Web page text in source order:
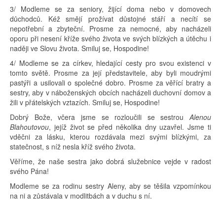
3/ Modleme se za seniory, žijící doma nebo v domovech
důchodců. Kéž smějí prožívat důstojné stáří a necítí se
nepotřební a zbyteční. Prosme za nemocné, aby nacházeli
oporu při nesení kříže svého života ve svých blízkých a útěchu i
naději ve Slovu života. Smiluj se, Hospodine!
4/ Modleme se za církev, hledající cesty pro svou existenci v
tomto světě. Prosme za její představitele, aby byli moudrými
pastýři a usilovali o společné dobro. Prosme za věřící bratry a
sestry, aby v náboženských obcích nacházeli duchovní domov a
žili v přátelských vztazích. Smiluj se, Hospodine!
Dobrý Bože, včera jsme se rozloučili se sestrouAlenou
Blahoutovou, jejíž život se před několika dny uzavřel. Jsme ti
vděčni za lásku, kterou rozdávala mezi svými blízkými, za
statečnost, s níž nesla kříž svého života.
Věříme, že naše sestra jako dobrá služebnice vejde v radost
svého Pána!
Modleme se za rodinu sestry Aleny, aby se těšila vzpomínkou
na ni a zůstávala v modlitbách a v duchu s ní.